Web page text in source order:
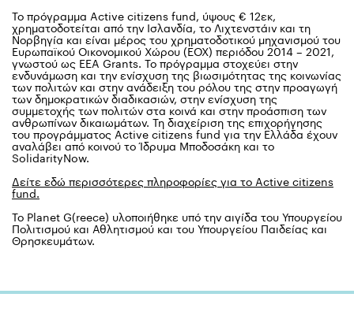
Το πρόγραμμα Active citizens fund, ύψους € 12εκ,
χρηματοδοτείται από την Ισλανδία, το Λιχτενστάιν και τη
Νορβηγία και είναι μέρος του χρηματοδοτικού μηχανισμού του
Ευρωπαϊκού Οικονομικού Χώρου (ΕΟΧ) περιόδου 2014 – 2021,
γνωστού ως EEA Grants. Το πρόγραμμα στοχεύει στην
ενδυνάμωση και την ενίσχυση της βιωσιμότητας της κοινωνίας
των πολιτών και στην ανάδειξη του ρόλου της στην προαγωγή
των δημοκρατικών διαδικασιών, στην ενίσχυση της
συμμετοχής των πολιτών στα κοινά και στην προάσπιση των
ανθρωπίνων δικαιωμάτων. Τη διαχείριση της επιχορήγησης
του προγράμματος Active citizens fund για την Ελλάδα έχουν
αναλάβει από κοινού το Ίδρυμα Μποδοσάκη και το
SolidarityNow.
Δείτε εδώ περισσότερες πληροφορίες για το Active citizens
fund.
Το Planet G(reece) υλοποιήθηκε υπό την αιγίδα του Υπουργείου
Πολιτισμού και Αθλητισμού και του Υπουργείου Παιδείας και
Θρησκευμάτων.